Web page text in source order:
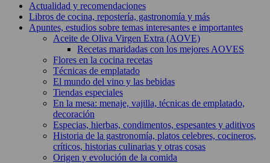
Actualidad y recomendaciones
Libros de cocina, repostería, gastronomía y más
Apuntes, estudios sobre temas interesantes e importantes
Aceite de Oliva Virgen Extra (AOVE)
Recetas maridadas con los mejores AOVES
Flores en la cocina recetas
Técnicas de emplatado
El mundo del vino y las bebidas
Tiendas especiales
En la mesa: menaje, vajilla, técnicas de emplatado,
decoración
Especias, hierbas, condimentos, espesantes y aditivos
Historia de la gastronomía, platos celebres, cocineros,
críticos, historias culinarias y otras cosas
Origen y evolución de la comida